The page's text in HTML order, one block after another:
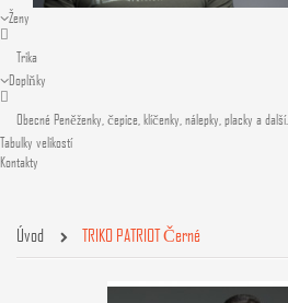
Ženy
Trika
Doplňky
Obecné Peněženky, čepice, klíčenky, nálepky, placky a další...
Tabulky velikostí
Kontakty
Úvod TRIKO PATRIOT Černé